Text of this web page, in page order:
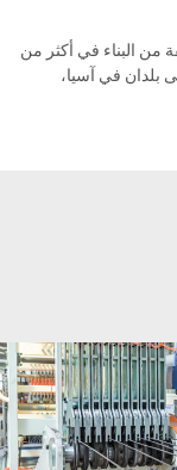
من البناء في أكثر من
بلدان في آسيا،